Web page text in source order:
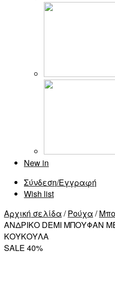
New in
Σύνδεση/Εγγραφή
Wish list
Αρχική σελίδα /Ρούχα /
ΑΝΔΡΙΚΟ DEMI ΜΠΟΥΦΑΝ
ΚΟΥΚΟΥΛΑ
SALE 40%